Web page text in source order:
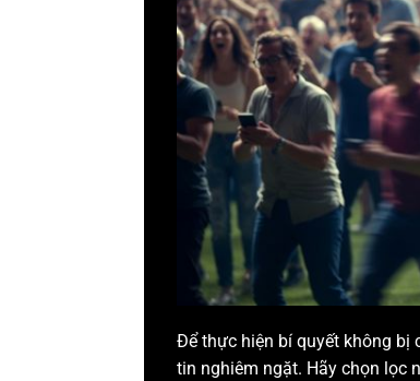
Để thực hiện bí quyết không bị
tin nghiêm ngặt. Hãy chọn lọc